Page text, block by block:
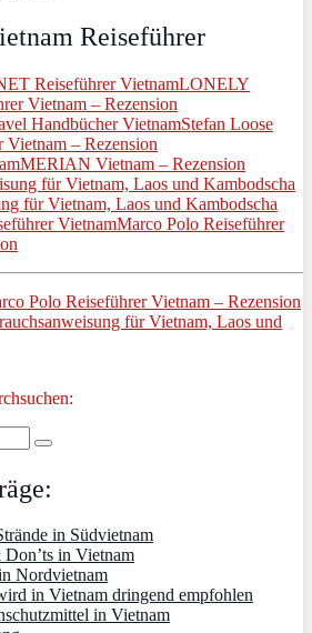
Reiseführer
LONELY
Vietnam – Rezension
Stefan Loose
Vietnam – Rezension
MERIAN Vietnam – Rezension
für Vietnam, Laos und Kambodscha
Marco Polo Reiseführer
Polo Reiseführer Vietnam – Rezension
für Vietnam, Laos und
in Südvietnam
Don’ts in Vietnam
Nordvietnam
in Vietnam